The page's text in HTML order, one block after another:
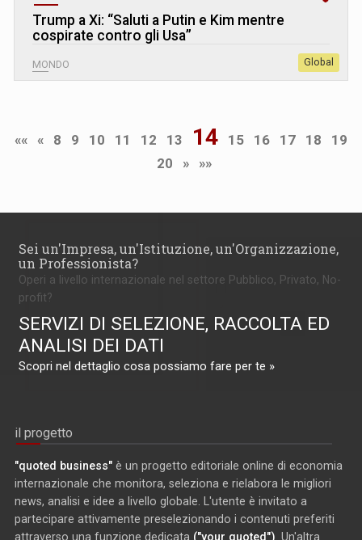
Trump a Xi: “Saluti a Putin e Kim mentre
cospirate contro gli Usa”
MONDO Global
«« « 8 9 10 11 12 13 14 15 16 17 18
19
20
» »»
Sei un'Impresa, un'Istituzione, un'Organizzazione,
un Professionista?
Operi a livello internazionale nel settore Pubblico, Privato, No-
profit?
SERVIZI DI SELEZIONE, RACCOLTA ED
ANALISI DEI DATI
Scopri nel dettaglio cosa possiamo fare per te »
il progetto
"quoted business" è un progetto editoriale online di economia
internazionale che monitora, seleziona e rielabora le migliori
news, analisi e idee a livello globale. L'utente è invitato a
partecipare attivamente preselezionando i contenuti preferiti
attraverso una funzione dedicata ("your quoted") . Un'altra